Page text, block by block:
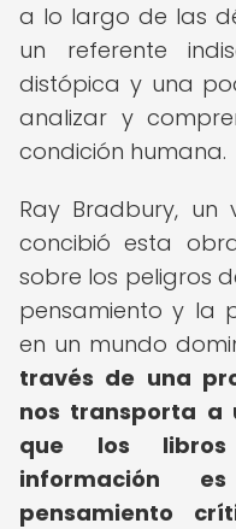
a lo largo de las
un referente
distópica y una
analizar y
condición humana.
Ray Bradbury, un
concibió esta
sobre los peligros
pensamiento y la
en un mundo
través de una
nos transporta a
que los
información
pensamiento